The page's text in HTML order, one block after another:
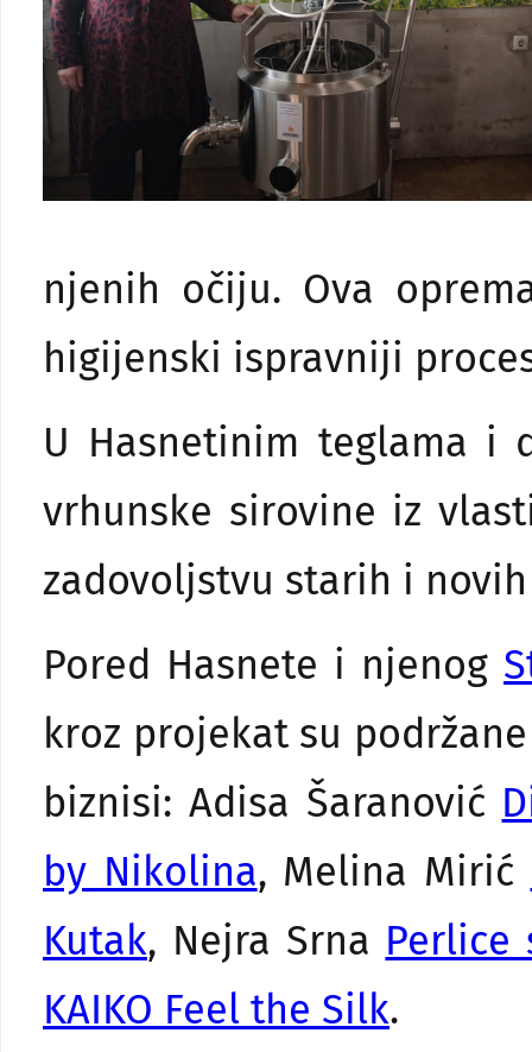
njenih očiju. Ova
higijenski ispravniji
U Hasnetinim teglama i
vrhunske sirovine iz
zadovoljstvu starih i
Pored Hasnete i njenog
kroz projekat su
biznisi: Adisa Šaranović
by Nikolina, Melina Mirić
Kutak, Nejra Srna
KAIKO Feel the Silk.